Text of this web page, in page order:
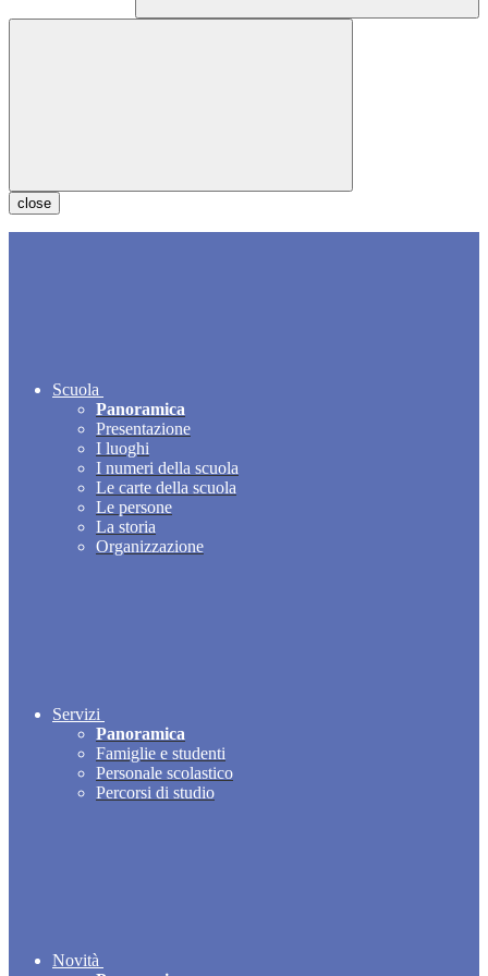
close
Scuola
Panoramica
Presentazione
I luoghi
I numeri della scuola
Le carte della scuola
Le persone
La storia
Organizzazione
Servizi
Panoramica
Famiglie e studenti
Personale scolastico
Percorsi di studio
Novità